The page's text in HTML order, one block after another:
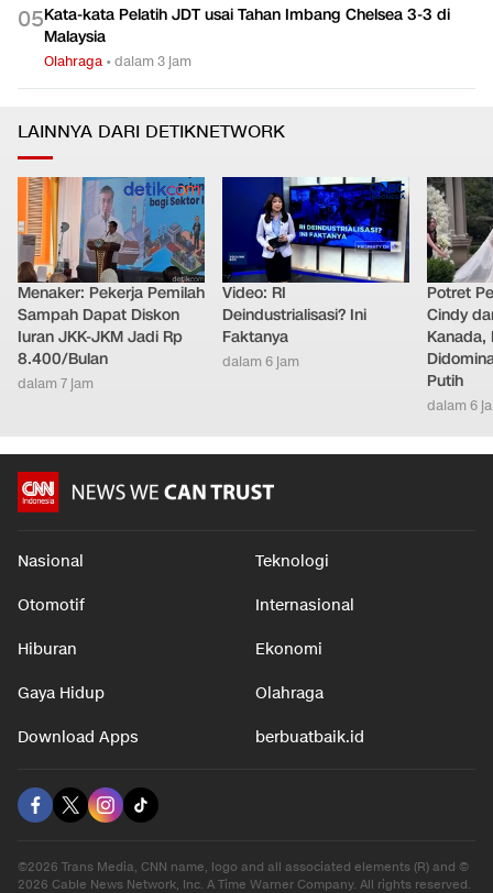
05Kata-kata Pelatih JDT usai Tahan Imbang Chelsea 3-3 di
Malaysia
Olahraga •dalam 3 jam
LAINNYA DARI DETIKNETWORK
Menaker: Pekerja Pemilah
Sampah Dapat Diskon
Iuran JKK-JKM Jadi Rp
8.400/Bulan
dalam 7 jam
Video: RI
Deindustrialisasi? Ini
Faktanya
dalam 6 jam
Potret
Cindy
Kanada,
Putih
dalam 6
Nasional Teknologi
Otomotif Internasional
Hiburan Ekonomi
Gaya Hidup Olahraga
Download Apps berbuatbaik.id
©2026 Trans Media, CNN name, logo and all associated elements (R) and ©
2026 Cable News Network, Inc. A Time Warner Company. All rights reserved.